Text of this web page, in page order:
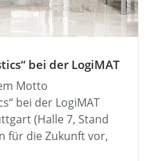
bei der LogiMAT
Motto
bei der LogiMAT
(Halle 7, Stand
für die Zukunft vor,